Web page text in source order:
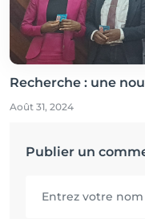
Recherche : une
Août 31, 2024
Publier un